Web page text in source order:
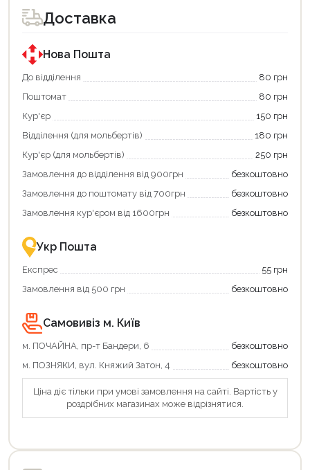
для
покупки
державною
програмою
єКнига.
Використовуйте
карту
щоб
зекономити
та
отримати
переваги!
картою
єКнига
–
зручно
та
для
покупки
державною
програмою
«Національний
кешбек».
покупку
«Національний
кешбек»
та
отримуйте
повернення
Економте
більше
разом
державною
підтримкою!
Доставка
Нова Пошта
До відділення
80 грн
Поштомат
80 грн
Кур'єр
150 грн
Відділення (для мольбертів)
180 грн
Кур'єр (для мольбертів)
250 грн
Замовлення до відділення від 900грн
безкоштовно
Замовлення до поштомату від 700грн
безкоштовно
Замовлення кур'єром від 1600грн
безкоштовно
Укр Пошта
Експрес
55 грн
Замовлення від 500 грн
безкоштовно
Самовивіз м. Київ
м. ПОЧАЙНА, пр-т Бандери, 6
безкоштовно
м. ПОЗНЯКИ, вул. Княжий Затон, 4
безкоштовно
Ціна діє тільки при умові замовлення на сайті. Вартість у
роздрібних магазинах може відрізнятися.